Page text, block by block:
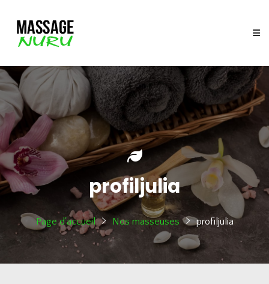
profiljulia
Page d'accueil Nos masseuses profiljulia